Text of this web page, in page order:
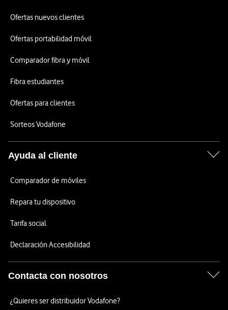
Ofertas nuevos clientes
Ofertas portabilidad móvil
Comparador fibra y móvil
Fibra estudiantes
Ofertas para clientes
Sorteos Vodafone
Ayuda al cliente
Comparador de móviles
Repara tu dispositivo
Tarifa social
Declaración Accesibilidad
Contacta con nosotros
¿Quieres ser distribuidor Vodafone?